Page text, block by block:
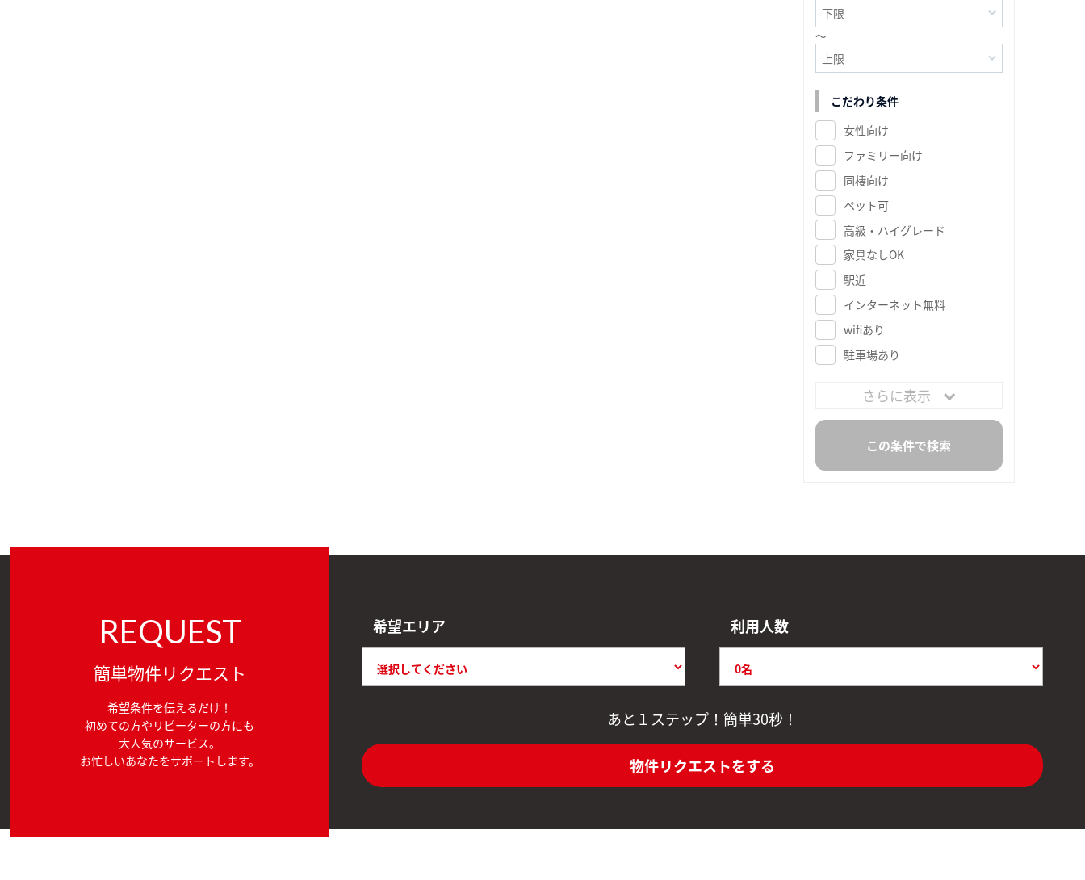
～
こだわり条件
女性向け
ファミリー向け
同棲向け
ペット可
高級・ハイグレード
家具なしOK
駅近
インターネット無料
wifiあり
駐車場あり
さらに表示
REQUEST
簡単物件リクエスト
希望条件を伝えるだけ！
初めての方やリピーターの方にも
大人気のサービス。
お忙しいあなたをサポートします。
希望エリア 利用人数
あと１ステップ！簡単30秒！
物件リクエストをする